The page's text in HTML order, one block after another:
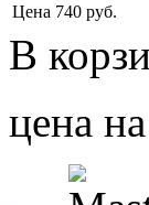
Цена 740 руб.
В
цена